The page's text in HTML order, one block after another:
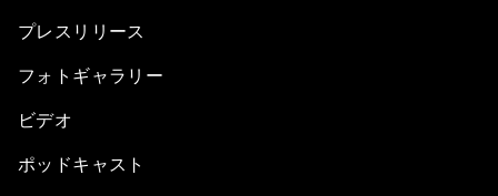
プレスリリース
フォトギャラリー
ビデオ
ポッドキャスト